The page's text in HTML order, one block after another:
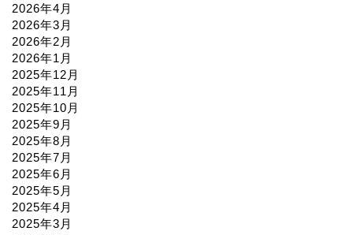
2026年4月
2026年3月
2026年2月
2026年1月
2025年12月
2025年11月
2025年10月
2025年9月
2025年8月
2025年7月
2025年6月
2025年5月
2025年4月
2025年3月